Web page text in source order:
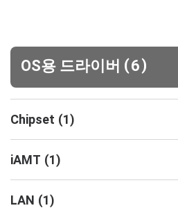
OS용 드라이버 (6)
Chipset (1)
iAMT (1)
LAN (1)